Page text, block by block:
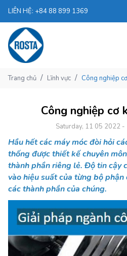
LIÊN HỆ: +84 88 899 1369
Trang chủ / Lĩnh vực / Công nghiệp
Công nghiệp cơ
Saturday, 11 05 2022 -
Hầu hết các máy móc đòi hỏi
thống được thiết kế chuyên
thành phần riêng lẻ. Độ tin cậy
vào hiệu suất của từng bộ
các thành phần của chúng.